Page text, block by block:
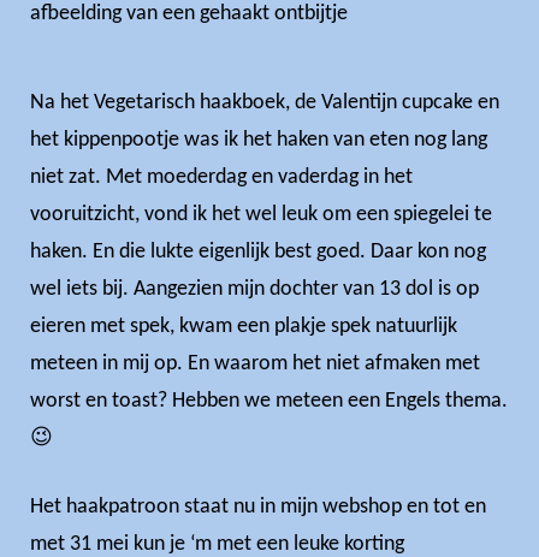
afbeelding van een gehaakt ontbijtje
Na het Vegetarisch haakboek, de Valentijn cupcake en
het kippenpootje was ik het haken van eten nog lang
niet zat. Met moederdag en vaderdag in het
vooruitzicht, vond ik het wel leuk om een spiegelei te
haken. En die lukte eigenlijk best goed. Daar kon nog
wel iets bij. Aangezien mijn dochter van 13 dol is op
eieren met spek, kwam een plakje spek natuurlijk
meteen in mij op. En waarom het niet afmaken met
worst en toast? Hebben we meteen een Engels thema.
😉
Het haakpatroon staat nu in mijn webshop en tot en
met 31 mei kun je ‘m met een leuke korting